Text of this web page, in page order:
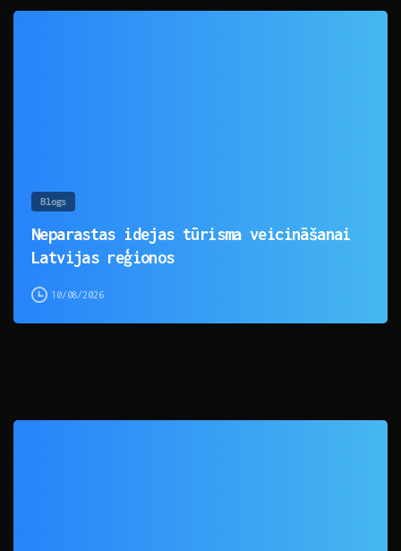
Blogs
Neparastas idejas tūrisma veicināšanai
Latvijas reģionos
10/08/2026